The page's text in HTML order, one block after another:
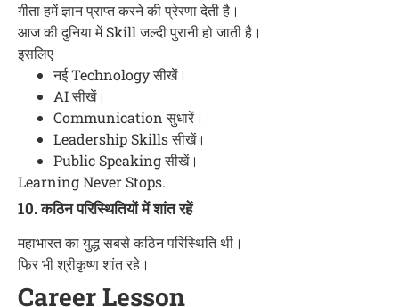
गीता हमें ज्ञान प्राप्त करने की प्रेरणा देती है।
आज की दुनिया में Skill जल्दी पुरानी हो जाती है।
इसलिए
नई Technology सीखें।
AI सीखें।
Communication सुधारें।
Leadership Skills सीखें।
Public Speaking सीखें।
Learning Never Stops.
10. कठिन परिस्थितियों में शांत रहें
महाभारत का युद्ध सबसे कठिन परिस्थिति थी।
फिर भी श्रीकृष्ण शांत रहे।
Career Lesson